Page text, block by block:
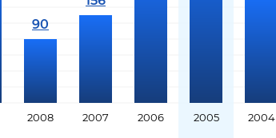
2008 2007 2006 2005 2004